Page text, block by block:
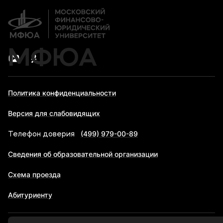
МФЮА
Политика конфиденциальности
Версия для слабовидящих
Телефон доверия (499) 979-00-89
Сведения об образовательной организации
Схема проезда
Абитуриенту